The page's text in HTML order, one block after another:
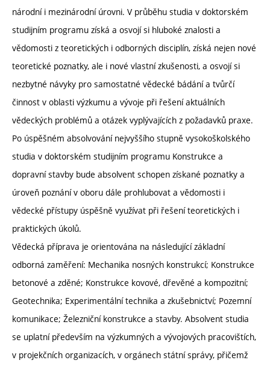
národní i mezinárodní úrovni. V průběhu studia v doktorském
studijním programu získá a osvojí si hluboké znalosti a
vědomosti z teoretických i odborných disciplín, získá nejen nové
teoretické poznatky, ale i nové vlastní zkušenosti, a osvojí si
nezbytné návyky pro samostatné vědecké bádání a tvůrčí
činnost v oblasti výzkumu a vývoje při řešení aktuálních
vědeckých problémů a otázek vyplývajících z požadavků praxe.
Po úspěšném absolvování nejvyššího stupně vysokoškolského
studia v doktorském studijním programu Konstrukce a
dopravní stavby bude absolvent schopen získané poznatky a
úroveň poznání v oboru dále prohlubovat a vědomosti i
vědecké přístupy úspěšně využívat při řešení teoretických i
praktických úkolů.
Vědecká příprava je orientována na následující základní
odborná zaměření: Mechanika nosných konstrukcí; Konstrukce
betonové a zděné; Konstrukce kovové, dřevěné a kompozitní;
Geotechnika; Experimentální technika a zkušebnictví; Pozemní
komunikace; Železniční konstrukce a stavby. Absolvent studia
se uplatní především na výzkumných a vývojových pracovištích,
v projekčních organizacích, v orgánech státní správy, přičemž